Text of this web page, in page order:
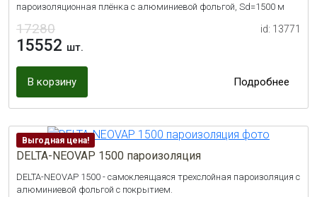
пароизоляционная плёнка с алюминиевой фольгой, Sd=1500 м
17280
15552 шт.
id: 13771
В корзину Подробнее
Выгодная цена!
DELTA-NEOVAP 1500 пароизоляция
DELTA-NEOVAP 1500 - самоклеящаяся трехслойная пароизоляция с
алюминиевой фольгой с покрытием.